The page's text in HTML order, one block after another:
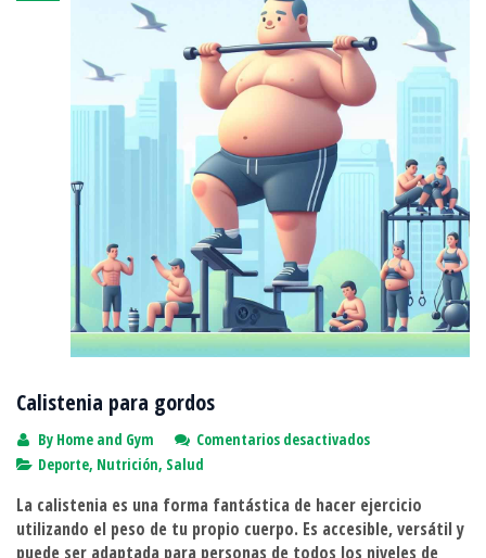
Calistenia para gordos
By Home and Gym Comentarios desactivadosen
gordos
Deporte, Nutrición, Salud
La calistenia es una forma fantástica de hacer ejercicio
utilizando el peso de tu propio cuerpo. Es accesible, versátil y
puede ser adaptada para personas de todos los niveles de